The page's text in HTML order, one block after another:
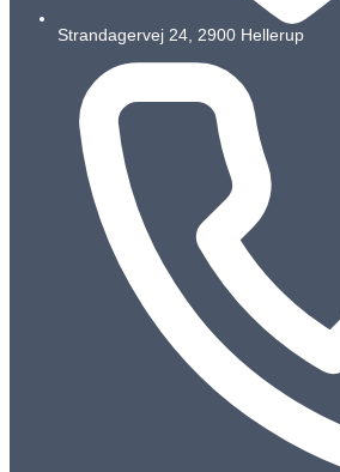
Strandagervej 24, 2900 Hellerup